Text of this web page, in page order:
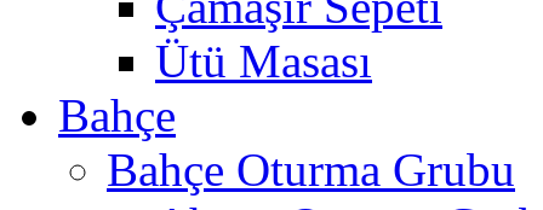
Ütü Masası
Bahçe
Bahçe Oturma Grubu